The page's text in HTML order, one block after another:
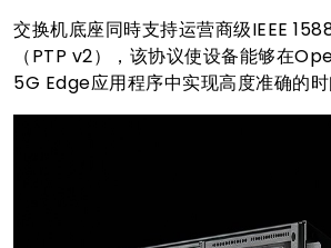
交换机底座同時支持运营商级IEEE
（PTP v2），该协议使设备能够在
5G Edge应用程序中实现高度准确的时